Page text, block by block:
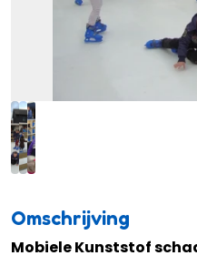
Omschrijving
Mobiele Kunststof